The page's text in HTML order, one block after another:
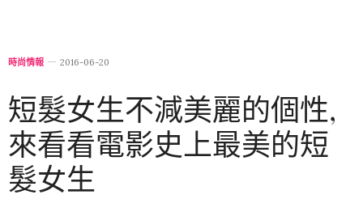
時尚情報 2016-06-20
短髮女生不減美麗的個性,
來看看電影史上最美的短
髮女生